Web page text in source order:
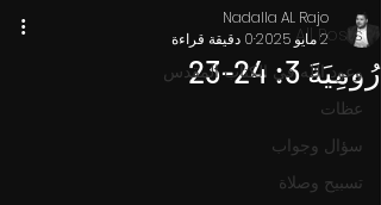
All Posts
وعود الله في الكتاب المقدس
عظات
سؤال وجواب
تسبيح وصلاة
‮‮‮رُومِيَةَ‬ ‭23-24 :3
Nadalla AL Rajo
2 مايو 2025
0 دقيقة قراءة